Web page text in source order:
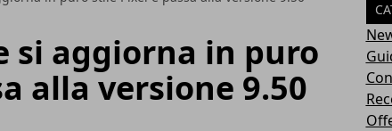
si aggiorna in puro
alla versione 9.50